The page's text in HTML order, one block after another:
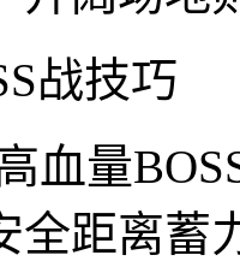
战技巧
血量
全距离蓄